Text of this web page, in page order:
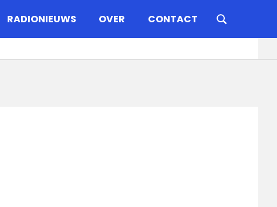
RADIONIEUWS OVER CONTACT